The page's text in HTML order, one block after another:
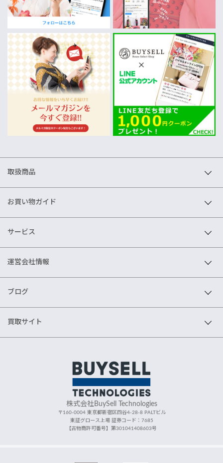
取扱商品
お買い物ガイド
サービス
運営会社情報
ブログ
買取サイト
株式会社BuySell Technologies
〒160-0004 東京都新宿区四谷4-28-8 PALTビル
東証グロース上場 証券コード：7685
【古物商許可番号】第301041408603号